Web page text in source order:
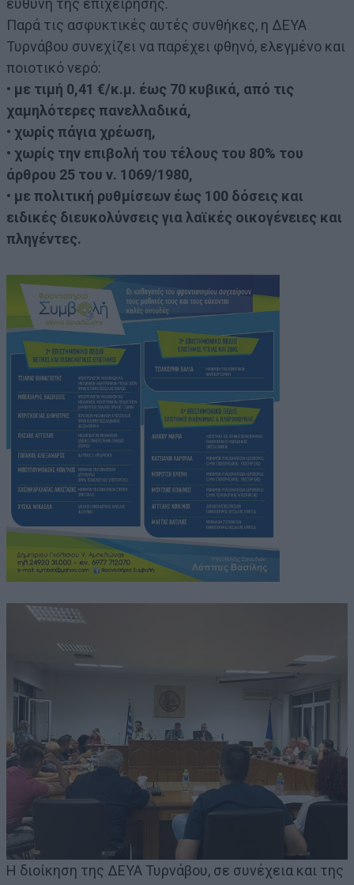
ευθύνη της επιχείρησης.
Παρά τις ασφυκτικές αυτές συνθήκες, η ΔΕΥΑ
Τυρνάβου συνεχίζει να παρέχει φθηνό, ελεγμένο και
ποιοτικό νερό:
• με τιμή 0,41 €/κ.μ. έως 70 κυβικά, από τις
χαμηλότερες πανελλαδικά,
• χωρίς πάγια χρέωση,
• χωρίς την επιβολή του τέλους του 80% του
άρθρου 25 του ν. 1069/1980,
• με πολιτική ρυθμίσεων έως 100 δόσεις και
ειδικές διευκολύνσεις για λαϊκές οικογένειες και
πληγέντες.
Η διοίκηση της ΔΕΥΑ Τυρνάβου, σε συνέχεια και της